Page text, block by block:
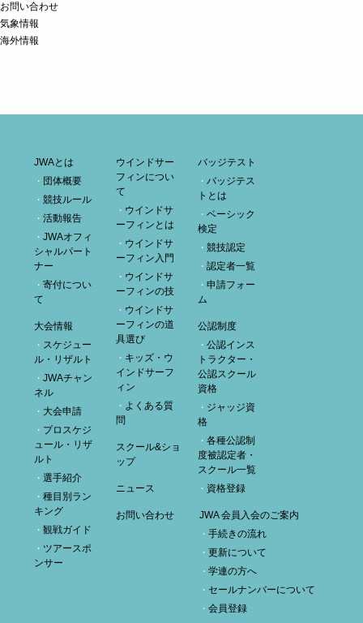
お問い合わせ
気象情報
海外情報
JWAとは
団体概要
競技ルール
活動報告
JWAオフィ
シャルパート
ナー
寄付につい
て
大会情報
スケジュー
ル・リザルト
JWAチャン
ネル
大会申請
プロスケジ
ュール・リザ
ルト
選手紹介
種目別ラン
キング
観戦ガイド
ツアースポ
ンサー
ウインドサー
フィンについ
て
ウインドサ
ーフィンとは
ウインドサ
ーフィン入門
ウインドサ
ーフィンの技
ウインドサ
ーフィンの道
具選び
キッズ・ウ
インドサーフ
ィン
よくある質
問
スクール&ショ
ップ
ニュース
お問い合わせ
バッジテスト
バッジテス
トとは
ベーシック
検定
競技認定
認定者一覧
申請フォー
ム
公認制度
公認インス
トラクター・
公認スクール
資格
ジャッジ資
格
各種公認制
度被認定者・
スクール一覧
資格登録
JWA 会員入会のご案内
手続きの流れ
更新について
学連の方へ
セールナンバーについて
会員登録